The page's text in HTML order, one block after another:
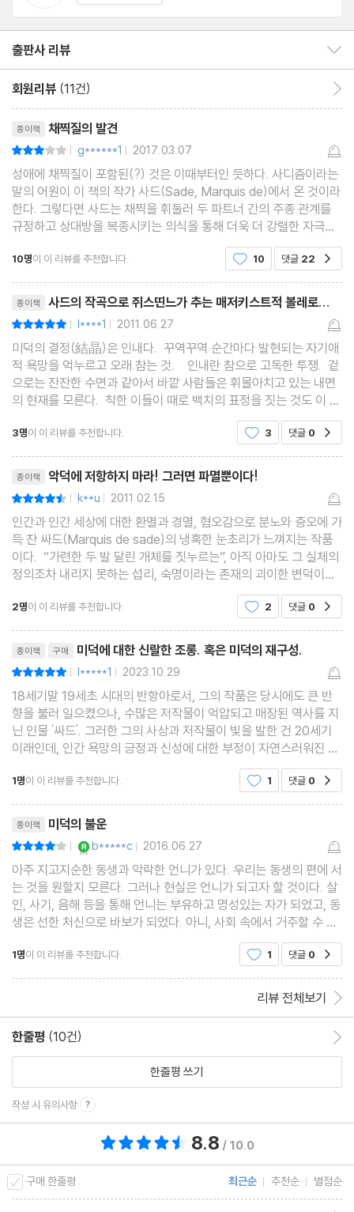
출판사 리뷰
회원리뷰 (11건)
종이책 채찍질의 발견
| g******1 | 2017.03.07
성애에 채찍질이 포함된(?) 것은 이때부터인 듯하다. 사디즘이라는
말의 어원이 이 책의 작가 사드(Sade, Marquis de)에서 온 것이라
한다. 그렇다면 사드는 채찍을 휘둘러 두 파트너 간의 주종 관계를
규정하고 상대방을 복종시키는 의식을 통해 더욱 더 강렬한 자극을
선구자라고 평가받는 지도 모른다. 어쨌든 사드
10명이 이 리뷰를 추천합니다. 10 댓글 22
종이책 사드의 작곡으로 쥐스띤느가 추는 매저키스트적 볼레로...
| l****1 | 2011.06.27
미덕의 결정(結晶)은 인내다. 꾸역꾸역 순간마다 발현되는 자기애
적 욕망을 억누르고 오래 참는 것. 인내란 참으로 고독한 투쟁. 겉
으로는 잔잔한 수면과 같아서 바깥 사람들은 휘몰아치고 있는 내면
의 현재를 모른다. 착한 이들이 때로 백치의 표정을 짓는 것도 이 때
문이다. 스스로의 얼굴을 무표정의 투명한 거울로 만들어내면으로
파고드는 타인의 시선을
3명이 이 리뷰를 추천합니다. 3 댓글 0
종이책 악덕에 저항하지 마라! 그러면 파멸뿐이다!
| k**u | 2011.02.15
인간과 인간 세상에 대한 환멸과 경멸, 혐오감으로 분노와 증오에 가
득 찬 싸드(Marquis de sade)의 냉혹한 눈초리가 느껴지는 작품
이다. “가련한 두 발 달린 개체를 짓누르는”, 아직 아마도 그 실체의
정의조차 내리지 못하는 섭리, 숙명이라는 존재의 괴이한 변덕이라
는 우화를 통해 악의와 악덕에 익숙한 인간과 세상의 본성을 싸늘하
게 그려낸다. “전체가 썩어버린 사회”에서는
2명이 이 리뷰를 추천합니다. 2 댓글 0
종이책 구매 미덕에 대한 신랄한 조롱. 혹은 미덕의 재구성.
| l*****1 | 2023.10.29
18세기말 19세초 시대의 반항아로서, 그의 작품은 당시에도 큰 반
향을 불러 일으켰으나, 수많은 저작물이 억압되고 매장된 역사를 지
닌 인물 '싸드'. 그러한 그의 사상과 저작물이 빛을 발한 건 20세기
이래인데, 인간 욕망의 긍정과 신성에 대한 부정이 자연스러워진 시
동냥으로나 접해보다 처음으로 읽은 싸드의 작
1명이 이 리뷰를 추천합니다. 1 댓글 0
종이책 미덕의 불운
| b*****c | 2016.06.27
아주 지고지순한 동생과 악락한 언니가 있다. 우리는 동생의 편에 서
는 것을 원할지 모른다. 그러나 현실은 언니가 되고자 할 것이다. 살
인, 사기, 음해 등을 통해 언니는 부유하고 명성있는 자가 되었고, 동
생은 선한 처신으로 바보가 되었다. 아니, 사회 속에서 거주할 수 없
는 도망자이자 사형수가 되었다. 그리고 그 죽음도 벼락을 맞아 죽었
다. 물론, 이후 사드는 변화한 언니의 행
1명이 이 리뷰를 추천합니다. 1 댓글 0
리뷰 전체보기
한줄평 (10건)
한줄평 쓰기
작성 시 유의사항
8.8 / 10.0
구매 한줄평 최근순 추천순 별점순